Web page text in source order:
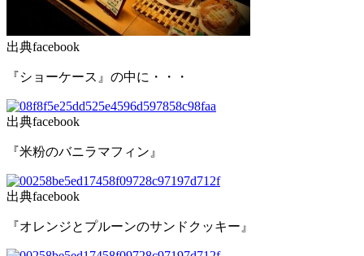
出典facebook
『ショーケース』の中に・・・
出典facebook
『米粉のバニラマフィン』
出典facebook
『オレンジとプルーンのサンドクッキー』